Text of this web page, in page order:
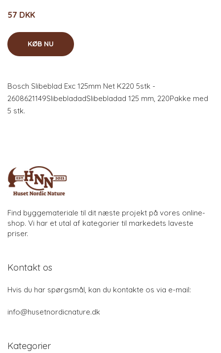
57 DKK
KØB NU
Bosch Slibeblad Exc 125mm Net K220 5stk -
2608621149SlibebladadSlibebladad 125 mm, 220Pakke med
5 stk.
Find byggemateriale til dit næste projekt på vores online-
shop. Vi har et utal af kategorier til markedets laveste
priser.
Kontakt os
Hvis du har spørgsmål, kan du kontakte os via e-mail:
info@husetnordicnature.dk
Kategorier